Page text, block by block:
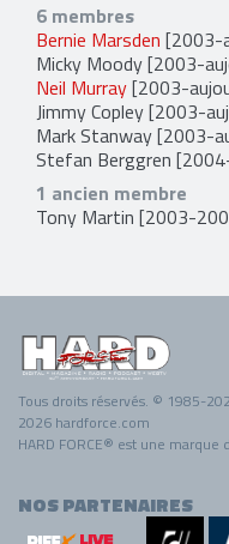
6 membres
Bernie Marsden [2003-
Micky Moody[2003-
Neil Murray[2003-
Jimmy Copley[2003-
Mark Stanway[2003-
Stefan Berggren
1 ancien membre
Tony Martin [2003-
Tous droits réservés. © 1985-
2026 hardforce.com
HARD FORCE® est une marque
NOS PARTENAIRES